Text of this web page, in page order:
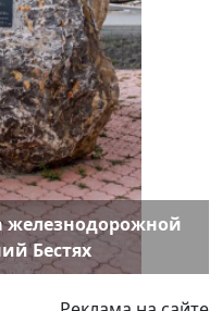
железнодорожной
Бестях